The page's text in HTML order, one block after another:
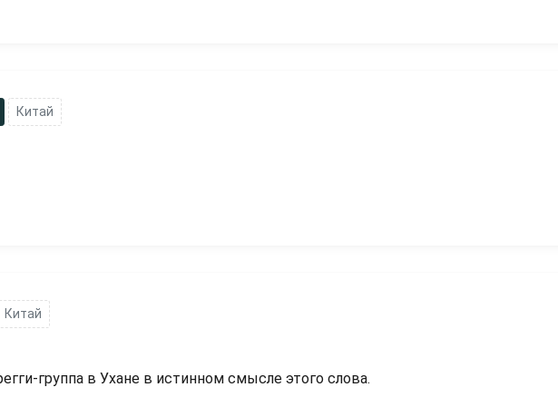
Китай
Китай
группа в Ухане в истинном смысле этого слова.